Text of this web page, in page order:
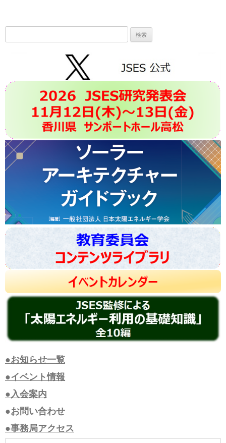
索:
●お知らせ一覧
●イベント情報
●入会案内
●お問い合わせ
●事務局アクセス